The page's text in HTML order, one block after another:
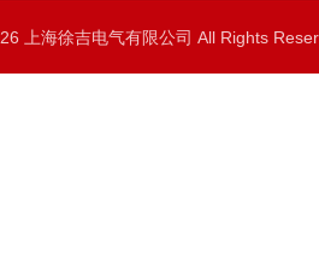
上海徐吉电气有限公司 All Rights